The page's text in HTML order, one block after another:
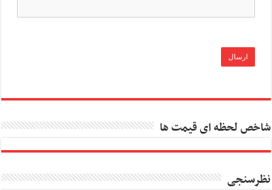
شاخص لحظه ای قیمت ها
نظرسنجی